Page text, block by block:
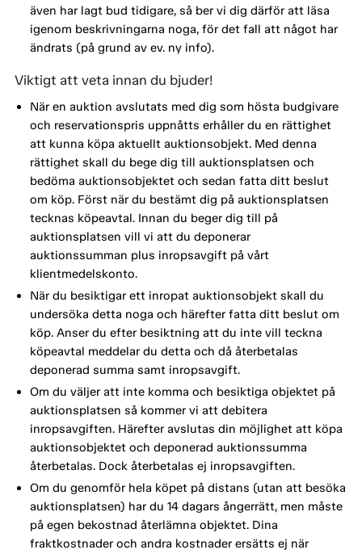
även har lagt bud tidigare, så ber vi dig därför att läsa
igenom beskrivningarna noga, för det fall att något har
ändrats (på grund av ev. ny info).
Viktigt att veta innan du bjuder!
När en auktion avslutats med dig som hösta budgivare
och reservationspris uppnåtts erhåller du en rättighet
att kunna köpa aktuellt auktionsobjekt. Med denna
rättighet skall du bege dig till auktionsplatsen och
bedöma auktionsobjektet och sedan fatta ditt beslut
om köp. Först när du bestämt dig på auktionsplatsen
tecknas köpeavtal. Innan du beger dig till på
auktionsplatsen vill vi att du deponerar
auktionssumman plus inropsavgift på vårt
klientmedelskonto.
När du besiktigar ett inropat auktionsobjekt skall du
undersöka detta noga och härefter fatta ditt beslut om
köp. Anser du efter besiktning att du inte vill teckna
köpeavtal meddelar du detta och då återbetalas
deponerad summa samt inropsavgift.
Om du väljer att inte komma och besiktiga objektet på
auktionsplatsen så kommer vi att debitera
inropsavgiften. Härefter avslutas din möjlighet att köpa
auktionsobjektet och deponerad auktionssumma
återbetalas. Dock återbetalas ej inropsavgiften.
Om du genomför hela köpet på distans (utan att besöka
auktionsplatsen) har du 14 dagars ångerrätt, men måste
på egen bekostnad återlämna objektet. Dina
fraktkostnader och andra kostnader ersätts ej när